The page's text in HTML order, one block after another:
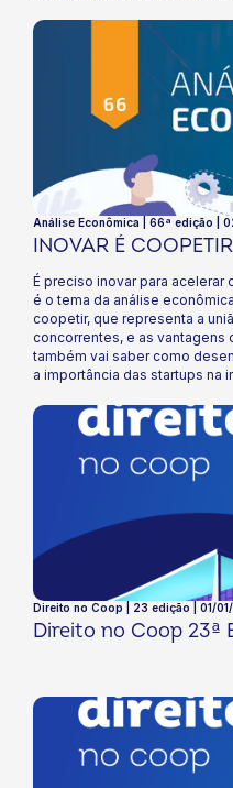
Análise Econômica | 66ª edição |
INOVAR É COOPETIR
É preciso inovar para
é o tema da análise
coopetir, que representa a
concorrentes, e as vantagens
também vai saber como
a importância das startups na
Direito no Coop | 23 edição | 01/
Direito no Coop 23ª